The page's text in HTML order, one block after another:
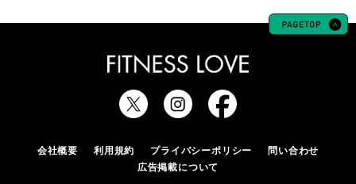
会社概要 利用規約 プライバシーポリシー
問い合わせ
広告掲載について